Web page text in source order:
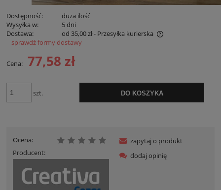
Dostępność:
duża ilość
Wysyłka w:
5 dni
Dostawa:
od 35,00 zł- Przesyłka kurierska
Cena nie zawiera ewentualnych kosztów płatności
sprawdź formy dostawy
Cena: 77,58 zł
szt. DO KOSZYKA
Ocena:
Producent:
zapytaj o produkt
dodaj opinię